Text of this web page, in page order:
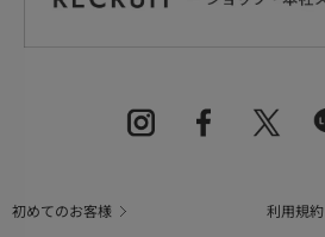
初めてのお客様 利用規約